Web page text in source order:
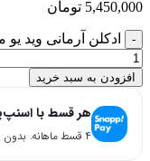
5,450,000 تومان
ادکلن آرمانی وید یو
افزودن به سبد خرید
هر قسط با
۴ قسط ماهانه. بدون سود، چک و ضامن.